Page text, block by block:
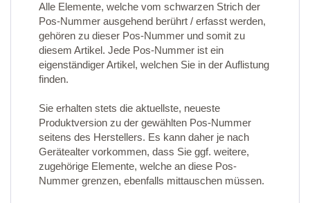
Alle Elemente, welche vom schwarzen Strich der
Pos-Nummer ausgehend berührt / erfasst werden,
gehören zu dieser Pos-Nummer und somit zu
diesem Artikel. Jede Pos-Nummer ist ein
eigenständiger Artikel, welchen Sie in der Auflistung
finden.
Sie erhalten stets die aktuellste, neueste
Produktversion zu der gewählten Pos-Nummer
seitens des Herstellers. Es kann daher je nach
Gerätealter vorkommen, dass Sie ggf. weitere,
zugehörige Elemente, welche an diese Pos-
Nummer grenzen, ebenfalls mittauschen müssen.